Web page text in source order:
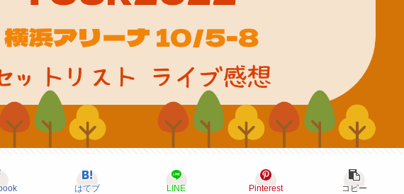
はてブ LINE Pinterest コピー